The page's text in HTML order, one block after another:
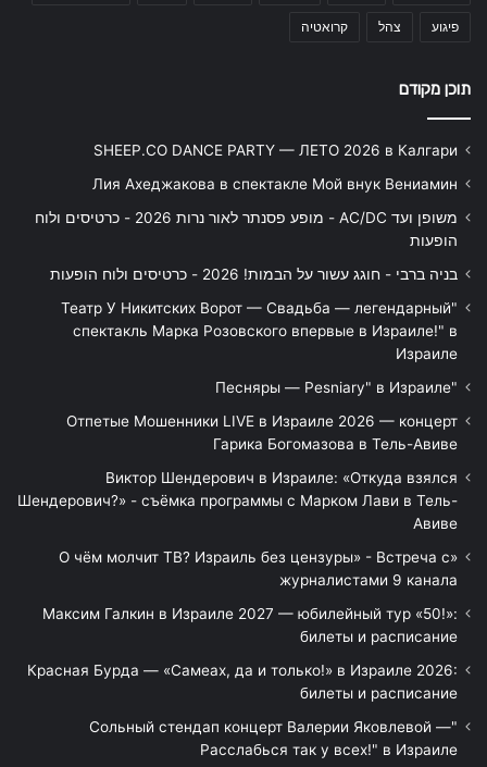
פיגוע צהל קרואטיה
תוכן מקודם
SHEEP.CO DANCE PARTY — ЛЕТО 2026 в Калгари
Лия Ахеджакова в спектакле Мой внук Вениамин
משופן ועד AC/DC - מופע פסנתר לאור נרות 2026 - כרטיסים ולוח
הופעות
בניה ברבי - חוגג עשור על הבמות! 2026 - כרטיסים ולוח הופעות
"Театр У Никитских Ворот — Свадьба — легендарный
спектакль Марка Розовского впервые в Израиле!" в
Израиле
"Песняры — Pesniary" в Израиле
Отпетые Мошенники LIVE в Израиле 2026 — концерт
Гарика Богомазова в Тель-Авиве
Виктор Шендерович в Израиле: «Откуда взялся
Шендерович?» - съёмка программы с Марком Лави в Тель-
Авиве
«О чём молчит ТВ? Израиль без цензуры» - Встреча с
журналистами 9 канала
Максим Галкин в Израиле 2027 — юбилейный тур «50!»:
билеты и расписание
Красная Бурда — «Самеах, да и только!» в Израиле 2026:
билеты и расписание
"Сольный стендап концерт Валерии Яковлевой —
Расслабься так у всех!" в Израиле